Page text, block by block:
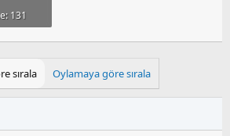
131
sırala Oylamaya göre sırala